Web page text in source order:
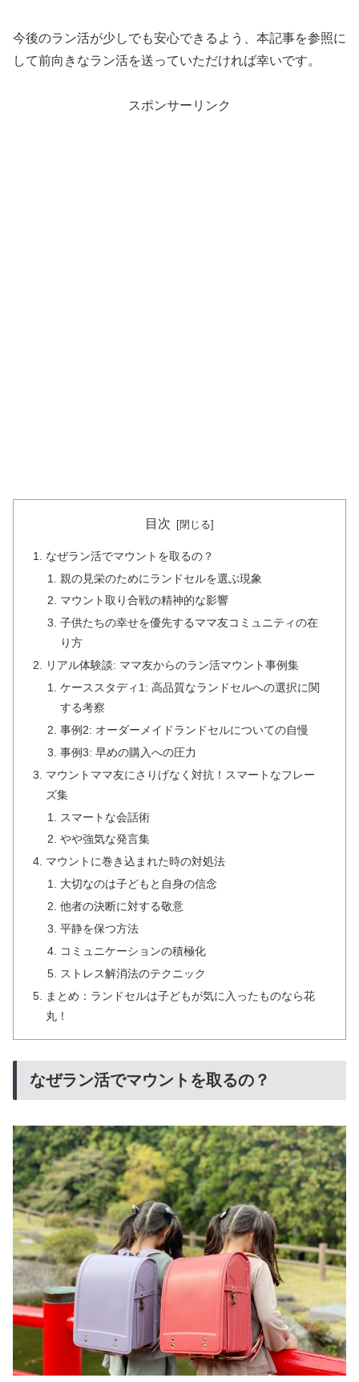
今後のラン活が少しでも安心できるよう、本記事を参照に
して前向きなラン活を送っていただければ幸いです。
スポンサーリンク
目次
なぜラン活でマウントを取るの？
親の見栄のためにランドセルを選ぶ現象
マウント取り合戦の精神的な影響
子供たちの幸せを優先するママ友コミュニティの在
り方
リアル体験談: ママ友からのラン活マウント事例集
ケーススタディ1: 高品質なランドセルへの選択に関
する考察
事例2: オーダーメイドランドセルについての自慢
事例3: 早めの購入への圧力
マウントママ友にさりげなく対抗！スマートなフレー
ズ集
スマートな会話術
やや強気な発言集
マウントに巻き込まれた時の対処法
大切なのは子どもと自身の信念
他者の決断に対する敬意
平静を保つ方法
コミュニケーションの積極化
ストレス解消法のテクニック
まとめ：ランドセルは子どもが気に入ったものなら花
丸！
なぜラン活でマウントを取るの？